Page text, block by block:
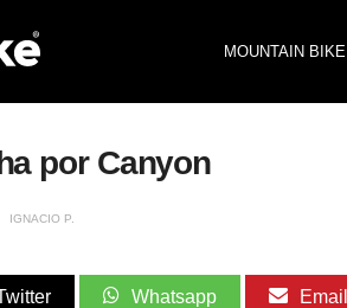
MOUNTAIN BIKE
por Canyon
IGNACIO P.
Whatsapp Email